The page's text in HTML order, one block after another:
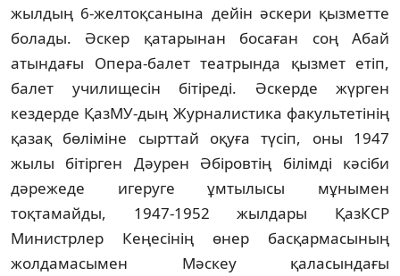
жыл­дың 6-желтоқсанына дейін әскери қыз­метте
болады. Әскер қатарынан босаған соң Абай
атындағы Опера-балет театрында қыз­мет етіп,
балет училищесін бітіреді. Әскер­де жүрген
кездерде ҚазМУ-дың Жур­на­листика факультетінің
қазақ бөліміне сырттай оқуға түсіп, оны 1947
жылы бітір­ген Дәурен Әбіровтің білімді кәсіби
дәре­же­де игеруге ұмтылысы мұнымен
тоқтамайды, 1947-1952 жылдары ҚазКСР
Министрлер Кеңе­сінің өнер басқармасының
жолда­ма­сы­мен Мәскеу қаласындағы